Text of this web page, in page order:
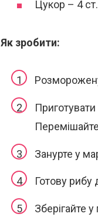
Цукор – 4
Як зробити:
Занурте у
Готову рибу
Зберігайте